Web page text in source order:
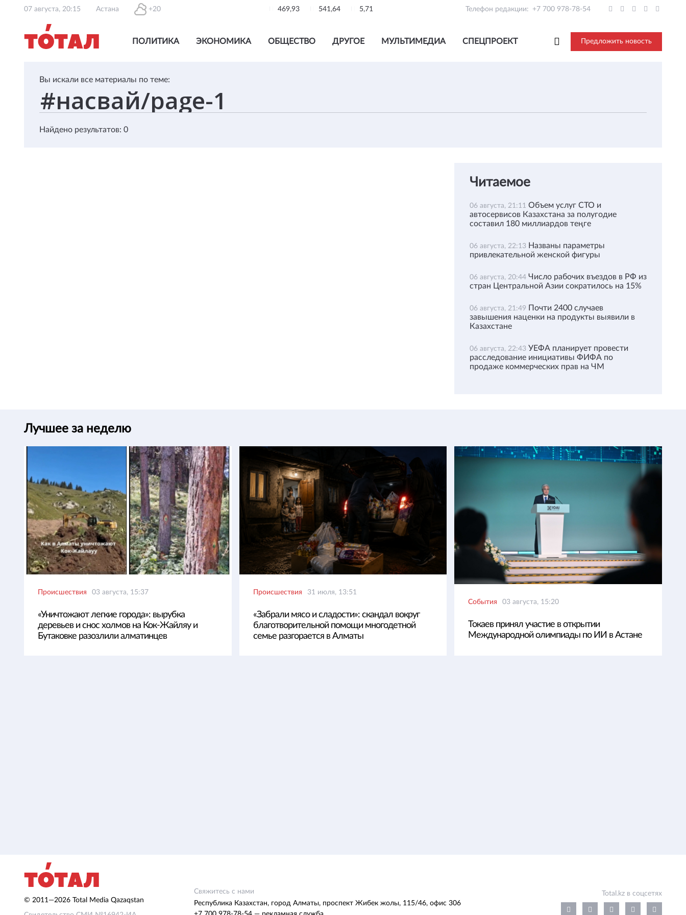
07 августа, 20:15 Астана +20 469,93 541,64 5,71 Телефон редакции: +7 700 978-78-54
ПОЛИТИКА ЭКОНОМИКА ОБЩЕСТВО ДРУГОЕ МУЛЬТИМЕДИА СПЕЦПРОЕКТ Предложить новость
Вы искали все материалы по теме:
Найдено результатов: 0
Читаемое
06 августа, 21:11 Объем услуг СТО и
автосервисов Казахстана за полугодие
составил 180 миллиардов теңге
06 августа, 22:13 Названы параметры
привлекательной женской фигуры
06 августа, 20:44 Число рабочих въездов в РФ из
стран Центральной Азии сократилось на 15%
06 августа, 21:49 Почти 2400 случаев
завышения наценки на продукты выявили в
Казахстане
06 августа, 22:43 УЕФА планирует провести
расследование инициативы ФИФА по
продаже коммерческих прав на ЧМ
Лучшее за неделю
Происшествия 03 августа, 15:37
«Уничтожают легкие города»: вырубка
деревьев и снос холмов на Кок-Жайляу и
Бутаковке разозлили алматинцев
Происшествия 31 июля, 13:51
«Забрали мясо и сладости»: скандал вокруг
благотворительной помощи многодетной
семье разгорается в Алматы
События 03 августа, 15:20
Токаев принял участие в открытии
Международной олимпиады по ИИ в Астане
© 2011—2026 Total Media Qazaqstan
Свяжитесь с нами
Республика Казахстан, город Алматы, проспект Жибек жолы, 115/46, офис 306
Total.kz в соцсетях